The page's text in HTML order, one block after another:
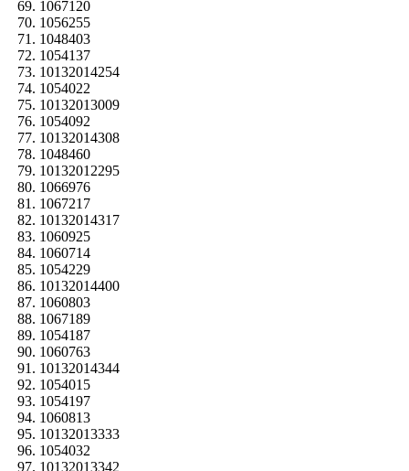
1067120
1056255
1048403
1054137
10132014254
1054022
10132013009
1054092
10132014308
1048460
10132012295
1066976
1067217
10132014317
1060925
1060714
1054229
10132014400
1060803
1067189
1054187
1060763
10132014344
1054015
1054197
1060813
10132013333
1054032
10132013342